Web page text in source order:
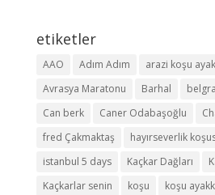
etiketler
AAO Adım Adım
arazi koşu
Avrasya Maratonu
Barhal
Can berk
Caner Odabaşoğlu
fred Çakmaktaş
hayırseverlik
istanbul 5 days
Kaçkar Dağları
Kaçkarlar senin
koşu koşu